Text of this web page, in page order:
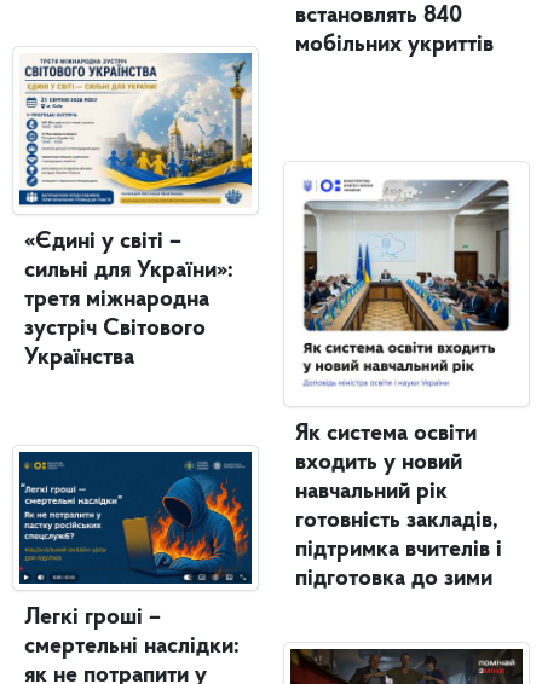
«Єдині у світі –
сильні для України»:
третя міжнародна
зустріч Світового
Українства
Легкі гроші –
смертельні наслідки:
як не потрапити у
встановлять 840
мобільних укриттів
Як система освіти
входить у новий
навчальний рік
готовність закладів,
підтримка вчителів і
підготовка до зими